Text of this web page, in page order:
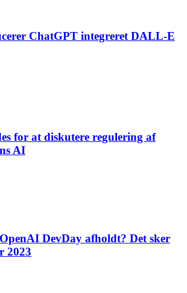
ChatGPT integreret DALL-E
for at diskutere regulering af
AI
DevDay afholdt? Det sker
2023